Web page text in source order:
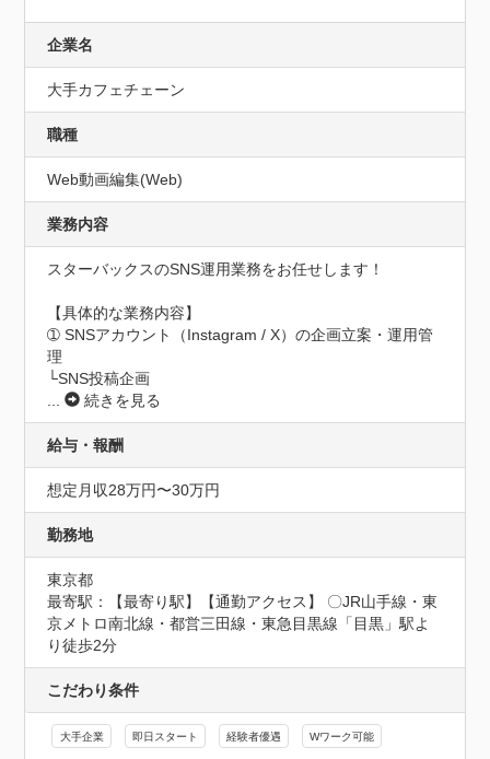
企業名
大手カフェチェーン
職種
Web動画編集(Web)
業務内容
スターバックスのSNS運用業務をお任せします！
【具体的な業務内容】
➀ SNSアカウント（Instagram / X）の企画立案・運用管
理
└SNS投稿企画
...
続きを見る
給与・報酬
想定月収28万円〜30万円
勤務地
東京都
最寄駅：【最寄り駅】【通勤アクセス】 〇JR山手線・東
京メトロ南北線・都営三田線・東急目黒線「目黒」駅よ
り徒歩2分
こだわり条件
大手企業 即日スタート 経験者優遇 Wワーク可能